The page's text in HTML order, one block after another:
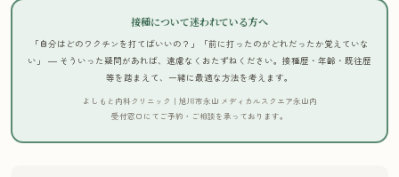
接種について迷われている方へ
「自分はどのワクチンを打てばいいの？」「前に打ったのがどれだったか覚えていな
い」 ― そういった疑問があれば、遠慮なくおたずねください。接種歴・年齢・既往歴
等を踏まえて、一緒に最適な方法を考えます。
よしもと内科クリニック｜旭川市永山 メディカルスクエア永山内
受付窓口にてご予約・ご相談を承っております。